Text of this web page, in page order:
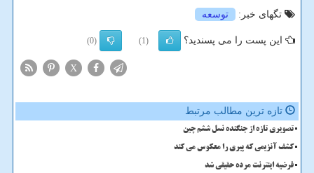
تگهای خبر:
توسعه
این پست را می پسندید؟ (1)
(0)
X
تازه ترین مطالب مرتبط
تصویری تازه از جنگنده نسل ششم چین
کشف آنزیمی که پیری را معکوس می کند
فرضیه اینترنت مرده حقیقی شد